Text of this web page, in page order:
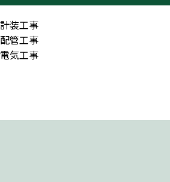
計装工事
配管工事
電気工事